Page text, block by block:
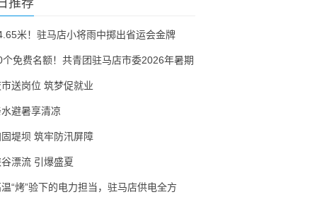
推荐
米！驻马店小将雨中掷出省运会金牌
个免费名额！共青团驻马店市委2026年暑期
送岗位 筑梦促就业
避暑享清凉
堤坝 筑牢防汛屏障
漂流 引爆盛夏
“烤”验下的电力担当，驻马店供电全方